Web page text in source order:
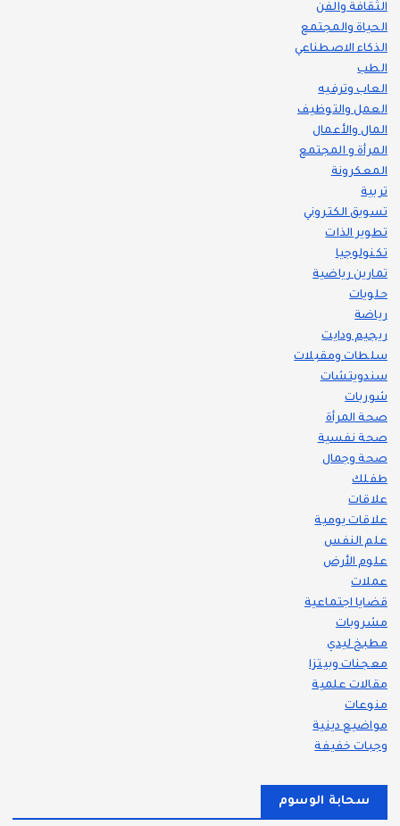
الثقافة والفن
الحياة والمجتمع
الذكاء الاصطناعي
الطب
العاب وترفيه
العمل والتوظيف
المال والأعمال
المرأة و المجتمع
المعكرونة
تربية
تسويق الكتروني
تطوير الذات
تكنولوجيا
تمارين رياضية
حلويات
رياضة
ريجيم ودايت
سلطات ومقبلات
سندويتشات
شوربات
صحة المرأة
صحة نفسية
صحة وجمال
طفلك
علاقات
علاقات يومية
علم النفس
علوم الأرض
عملات
قضايا اجتماعية
مشروبات
مطبخ ليدي
معجنات وبيتزا
مقالات علمية
منوعات
مواضيع دينية
وجبات خفيفة
سحابة الوسوم